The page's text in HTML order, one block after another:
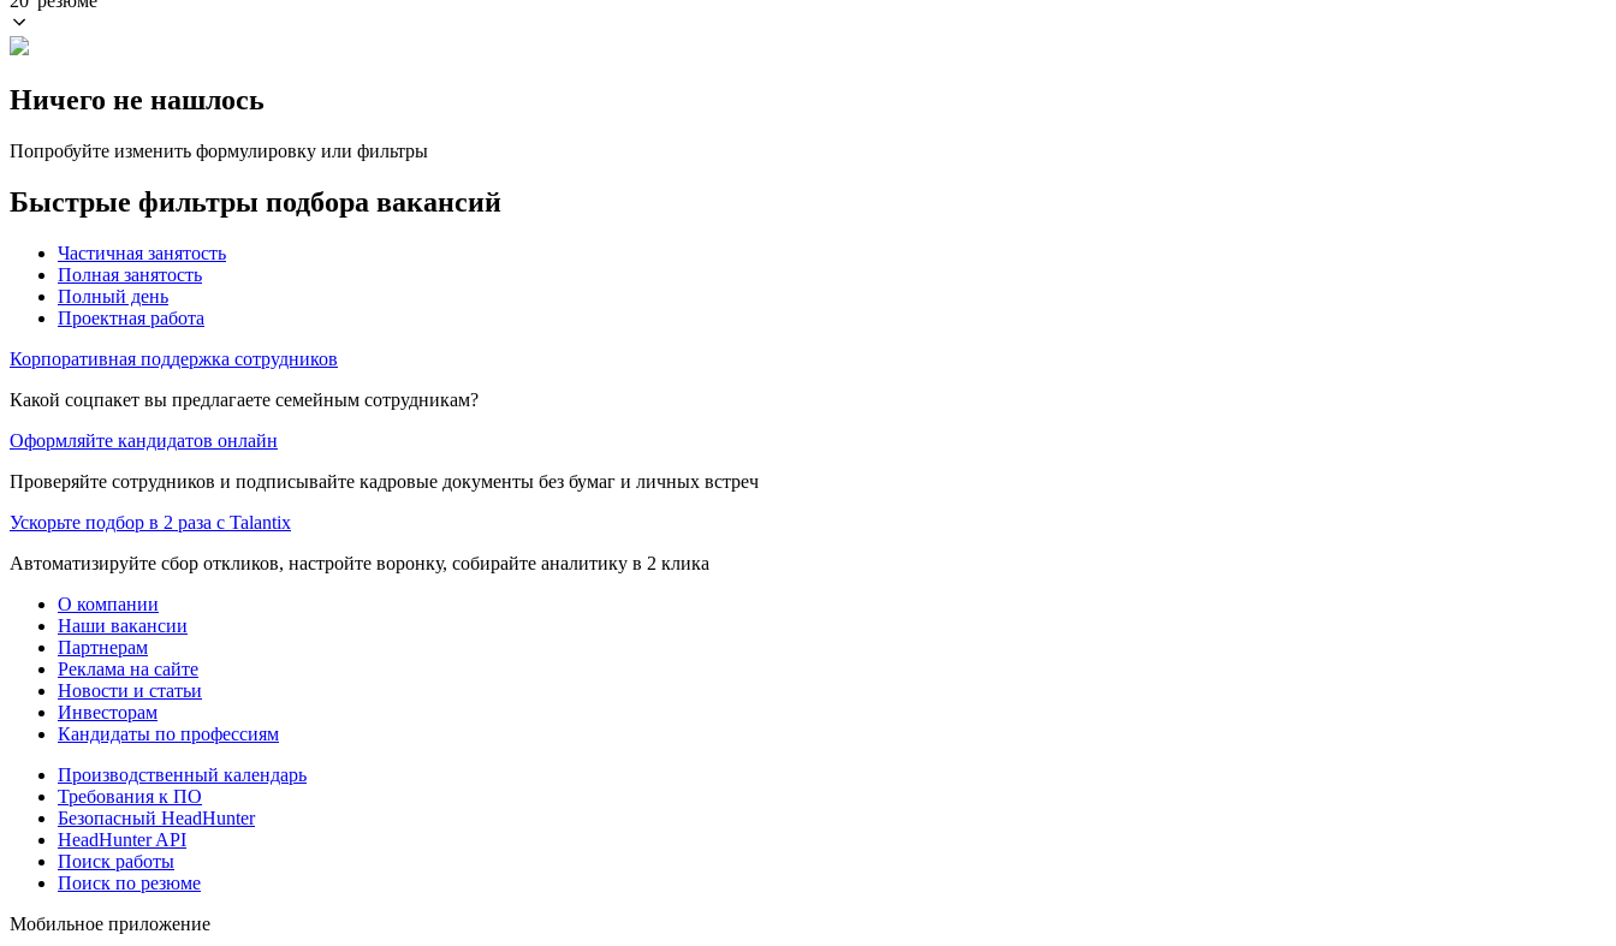
Ничего не нашлось
Попробуйте изменить формулировку или фильтры
Быстрые фильтры подбора вакансий
Частичная занятость
Полная занятость
Полный день
Проектная работа
Корпоративная поддержка сотрудников
Какой соцпакет вы предлагаете семейным сотрудникам?
Оформляйте кандидатов онлайн
Проверяйте сотрудников и подписывайте кадровые документы без бумаг и личных встреч
Ускорьте подбор в 2 раза с Talantix
Автоматизируйте сбор откликов, настройте воронку, собирайте аналитику в 2 клика
О компании
Наши вакансии
Партнерам
Реклама на сайте
Новости и статьи
Инвесторам
Кандидаты по профессиям
Производственный календарь
Требования к ПО
Безопасный HeadHunter
HeadHunter API
Поиск работы
Поиск по резюме
Мобильное приложение